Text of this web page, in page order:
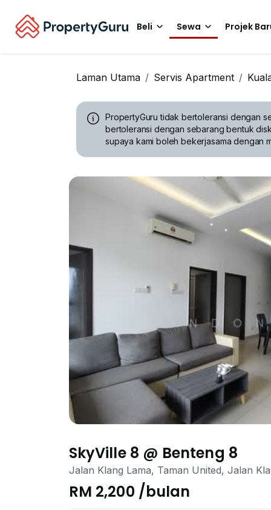
Beli Sewa Projek
Laman Utama Servis Apartment
PropertyGuru tidak bertoleransi dengan
bertoleransi dengan sebarang bentuk
supaya kami boleh bekerjasama dengan
SkyVille 8 @ Benteng 8
Jalan Klang Lama, Taman United, Jalan
RM 2,200 /bulan